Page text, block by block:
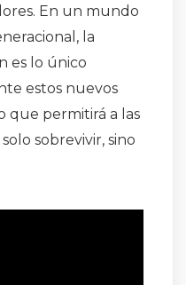
. En un mundo
la
es lo único
estos nuevos
que permitirá a las
sobrevivir, sino